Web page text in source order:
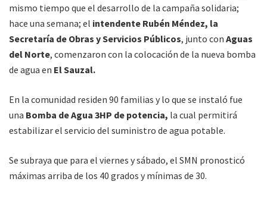
mismo tiempo que el desarrollo de la campaña solidaria;
hace una semana; el intendente Rubén Méndez, la
Secretaría de Obras y Servicios Públicos, junto con Aguas
del Norte, comenzaron con la colocación de la nueva bomba
de agua en El Sauzal.
En la comunidad residen 90 familias y lo que se instaló fue
una Bomba de Agua 3HP de potencia, la cual permitirá
estabilizar el servicio del suministro de agua potable.
Se subraya que para el viernes y sábado, el SMN pronosticó
máximas arriba de los 40 grados y mínimas de 30.